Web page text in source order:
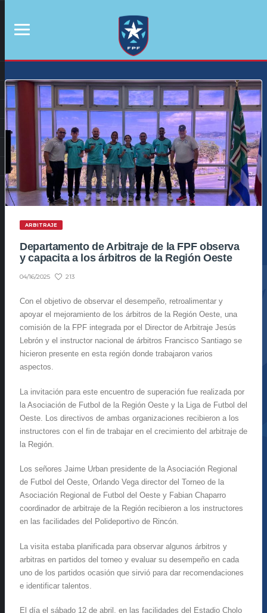
ARBITRAJE
Departamento de Arbitraje de la FPF observa
y capacita a los árbitros de la Región Oeste
04/16/2025 213
Con el objetivo de observar el desempeño, retroalimentar y
apoyar el mejoramiento de los árbitros de la Región Oeste, una
comisión de la FPF integrada por el Director de Arbitraje Jesús
Lebrón y el instructor nacional de árbitros Francisco Santiago se
hicieron presente en esta región donde trabajaron varios
aspectos.
La invitación para este encuentro de superación fue realizada por
la Asociación de Futbol de la Región Oeste y la Liga de Futbol del
Oeste. Los directivos de ambas organizaciones recibieron a los
instructores con el fin de trabajar en el crecimiento del arbitraje de
la Región.
Los señores Jaime Urban presidente de la Asociación Regional
de Futbol del Oeste, Orlando Vega director del Torneo de la
Asociación Regional de Futbol del Oeste y Fabian Chaparro
coordinador de arbitraje de la Región recibieron a los instructores
en las facilidades del Polideportivo de Rincón.
La visita estaba planificada para observar algunos árbitros y
arbitras en partidos del torneo y evaluar su desempeño en cada
uno de los partidos ocasión que sirvió para dar recomendaciones
e identificar talentos.
El día el sábado 12 de abril, en las facilidades del Estadio Cholo